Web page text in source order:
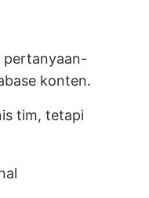
pertanyaan-
konten.
tim, tetapi